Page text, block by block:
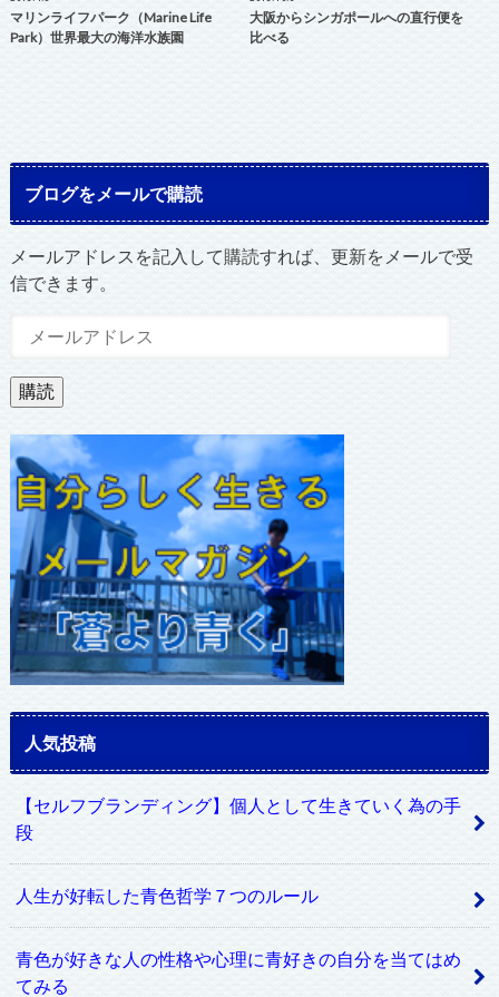
マリンライフパーク（Marine Life
Park）世界最大の海洋水族園
大阪からシンガポールへの直行便を
比べる
ブログをメールで購読
メールアドレスを記入して購読すれば、更新をメールで受
信できます。
ル
ア
ド
レ
ス
購読
人気投稿
【セルフブランディング】個人として生きていく為の手
段
人生が好転した青色哲学７つのルール
青色が好きな人の性格や心理に青好きの自分を当てはめ
てみる